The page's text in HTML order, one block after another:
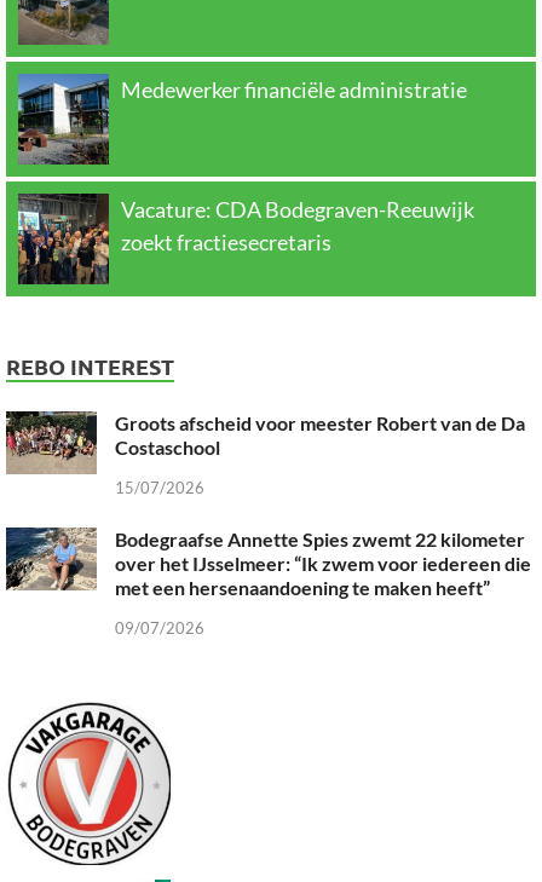
Medewerker financiële administratie
Vacature: CDA Bodegraven-Reeuwijk
zoekt fractiesecretaris
REBO INTEREST
Groots afscheid voor meester Robert van de Da
Costaschool
15/07/2026
Bodegraafse Annette Spies zwemt 22 kilometer
over het IJsselmeer: “Ik zwem voor iedereen die
met een hersenaandoening te maken heeft”
09/07/2026